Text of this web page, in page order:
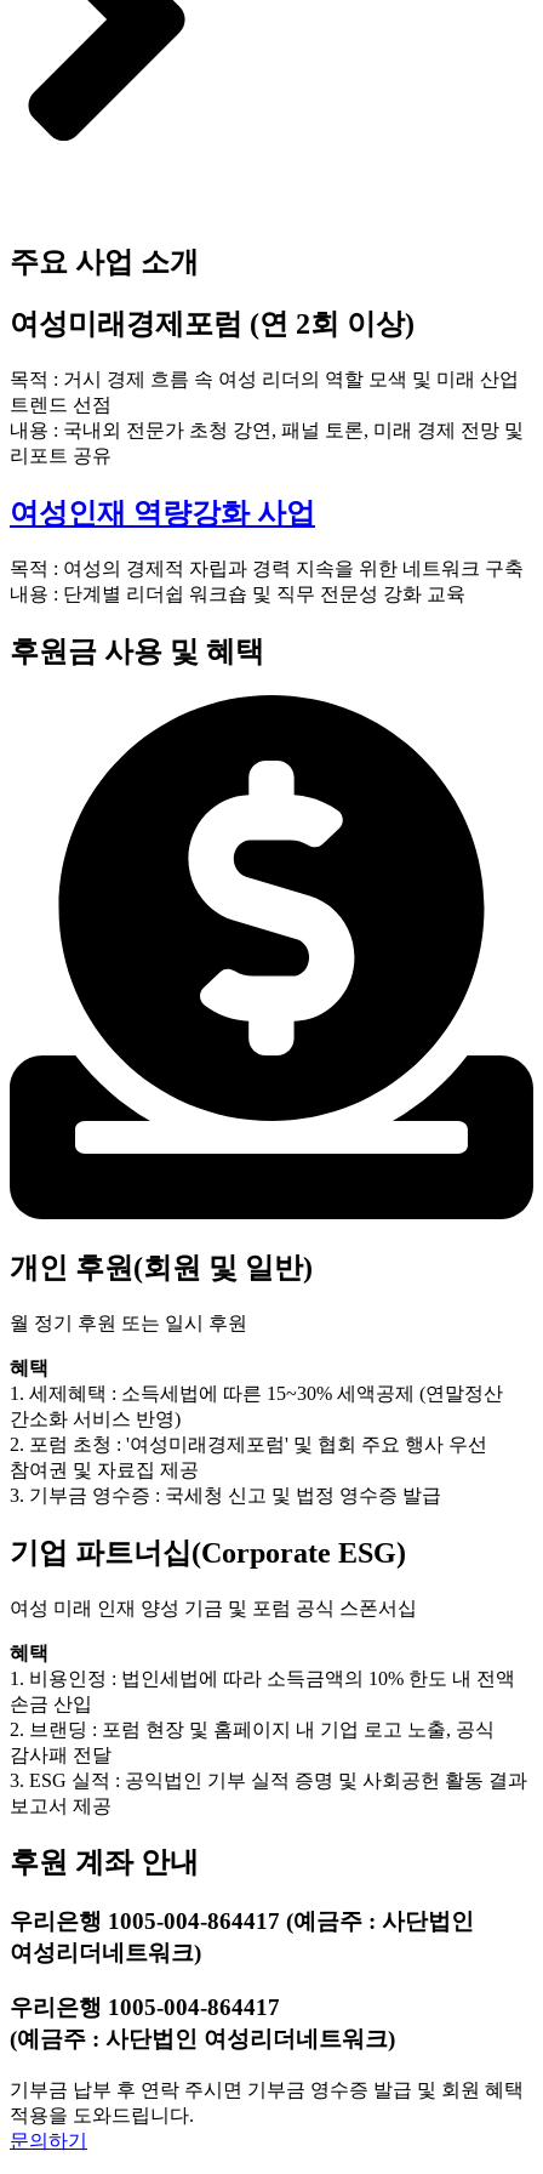
주요 사업 소개
여성미래경제포럼 (연 2회 이상)
목적 : 거시 경제 흐름 속 여성 리더의 역할 모색 및 미래 산업
트렌드 선점
내용 : 국내외 전문가 초청 강연, 패널 토론, 미래 경제 전망 및
리포트 공유
여성인재 역량강화 사업
목적 : 여성의 경제적 자립과 경력 지속을 위한 네트워크 구축
내용 : 단계별 리더쉽 워크숍 및 직무 전문성 강화 교육
후원금 사용 및 혜택
개인 후원(회원 및 일반)
월 정기 후원 또는 일시 후원
혜택
1. 세제혜택 : 소득세법에 따른 15~30% 세액공제 (연말정산
간소화 서비스 반영)
2. 포럼 초청 : '여성미래경제포럼' 및 협회 주요 행사 우선
참여권 및 자료집 제공
3. 기부금 영수증 : 국세청 신고 및 법정 영수증 발급
기업 파트너십(Corporate ESG)
여성 미래 인재 양성 기금 및 포럼 공식 스폰서십
혜택
1. 비용인정 : 법인세법에 따라 소득금액의 10% 한도 내 전액
손금 산입
2. 브랜딩 : 포럼 현장 및 홈페이지 내 기업 로고 노출, 공식
감사패 전달
3. ESG 실적 : 공익법인 기부 실적 증명 및 사회공헌 활동 결과
보고서 제공
후원 계좌 안내
우리은행 1005-004-864417 (예금주 : 사단법인
여성리더네트워크)
우리은행 1005-004-864417
(예금주 : 사단법인 여성리더네트워크)
기부금 납부 후 연락 주시면 기부금 영수증 발급 및 회원 혜택
적용을 도와드립니다.
문의하기